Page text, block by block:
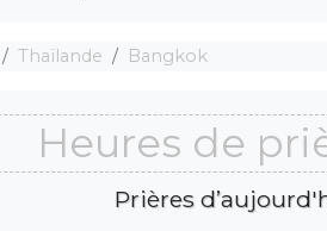
Thaïlande Bangkok
Heures de
Prières